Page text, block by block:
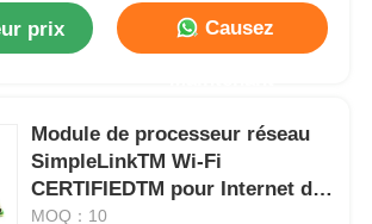
prix Causez
Module de processeur réseau
SimpleLinkTM Wi-Fi
CERTIFIEDTM pour Internet des
objets avec 2 TLS/SSL
MOQ：10